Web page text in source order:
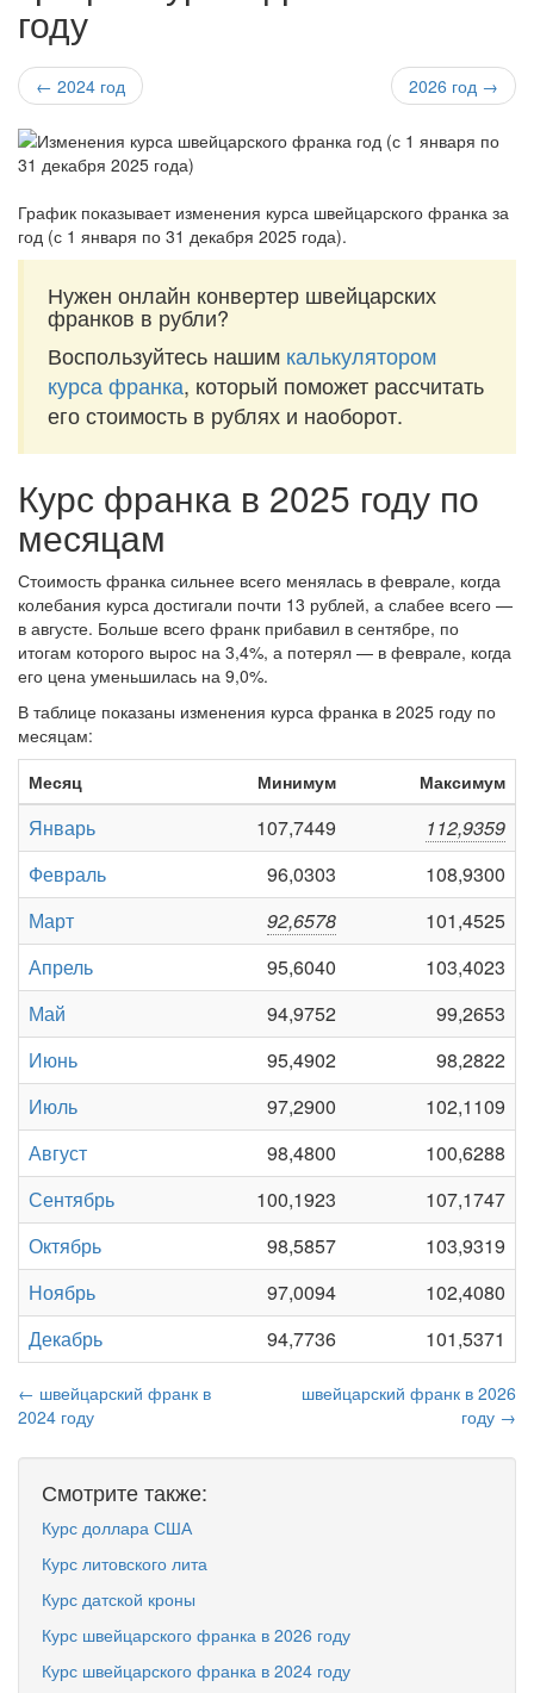
году
← 2024 год 2026 год →
График показывает изменения курса швейцарского франка за
год (с 1 января по 31 декабря 2025 года).
Нужен онлайн конвертер швейцарских
франков в рубли?
Воспользуйтесь нашим калькулятором
курса франка, который поможет рассчитать
его стоимость в рублях и наоборот.
Курс франка в 2025 году по
месяцам
Стоимость франка сильнее всего менялась в феврале, когда
колебания курса достигали почти 13 рублей, а слабее всего —
в августе. Больше всего франк прибавил в сентябре, по
итогам которого вырос на 3,4%, а потерял — в феврале, когда
его цена уменьшилась на 9,0%.
В таблице показаны изменения курса франка в 2025 году по
месяцам:
Месяц
Минимум Максимум
Январь 107,7449
112,9359
Февраль
96,0303
108,9300
Март
92,6578
101,4525
Апрель
95,6040
103,4023
Май
94,9752
99,2653
Июнь
95,4902
98,2822
Июль
97,2900
102,1109
Август
98,4800
100,6288
Сентябрь
100,1923
107,1747
Октябрь
98,5857
103,9319
Ноябрь
97,0094
102,4080
Декабрь
94,7736 101,5371
← швейцарский франк в
2024 году
швейцарский франк в 2026
году →
Смотрите также:
Курс доллара США
Курс литовского лита
Курс датской кроны
Курс швейцарского франка в 2026 году
Курс швейцарского франка в 2024 году